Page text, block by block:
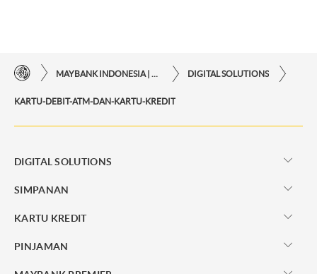
MAYBANK INDONESIA | KEMUDAHAN TRANSAKSI FINANSIAL DI UJUNG JARI ANDA DIGITAL SOLUTIONS
KARTU-DEBIT-ATM-DAN-KARTU-KREDIT
DIGITAL SOLUTIONS
SIMPANAN
KARTU KREDIT
PINJAMAN